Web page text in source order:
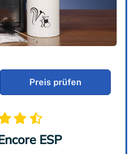
ESP
Preis prüfen